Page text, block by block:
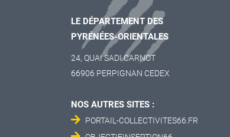
LE DÉPARTEMENT DES
PYRÉNÉES-ORIENTALES
24, QUAI SADI CARNOT
66906 PERPIGNAN CEDEX
NOS AUTRES SITES :
PORTAIL-COLLECTIVITES66.FR